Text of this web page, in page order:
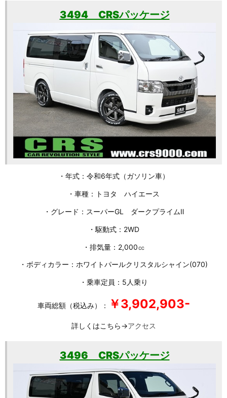
3494 CRSパッケージ
・年式：令和6年式（ガソリン車）
・車種：トヨタ ハイエース
・グレード：スーパーGL ダークプライムⅡ
・駆動式：2WD
・排気量：2,000㏄
・ボディカラー：ホワイトパールクリスタルシャイン(070)
・乗車定員：5人乗り
車両総額（税込み）： ￥3,902,903-
詳しくはこちら→アクセス
3496 CRSパッケージ